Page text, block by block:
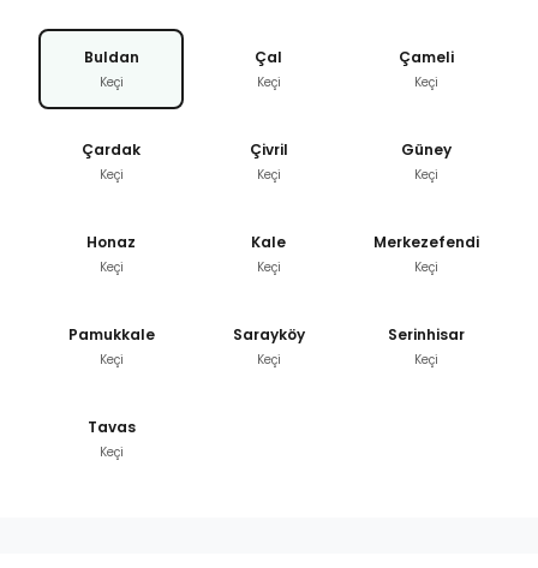
Buldan
Keçi
Çal
Keçi
Çameli
Keçi
Çardak
Keçi
Çivril
Keçi
Güney
Keçi
Honaz
Keçi
Kale
Keçi
Merkezefendi
Keçi
Pamukkale
Keçi
Sarayköy
Keçi
Serinhisar
Keçi
Tavas
Keçi